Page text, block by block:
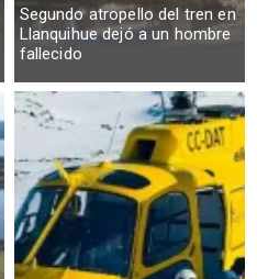
Segundo atropello del tren en
Llanquihue dejó a un hombre
fallecido